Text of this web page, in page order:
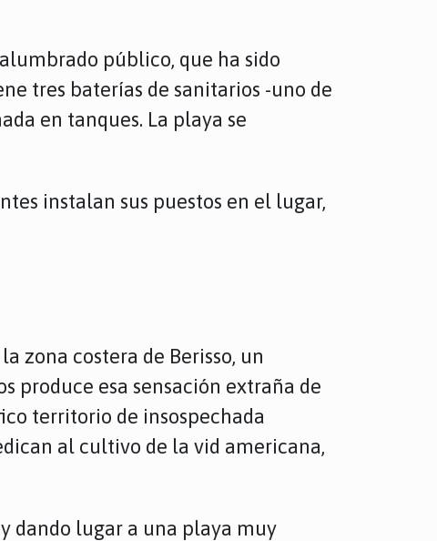
público, que ha sido
tres baterías de sanitarios -uno de
en tanques. La playa se
instalan sus puestos en el lugar,
zona costera de Berisso, un
produce esa sensación extraña de
territorio de insospechada
al cultivo de la vid americana,
dando lugar a una playa muy